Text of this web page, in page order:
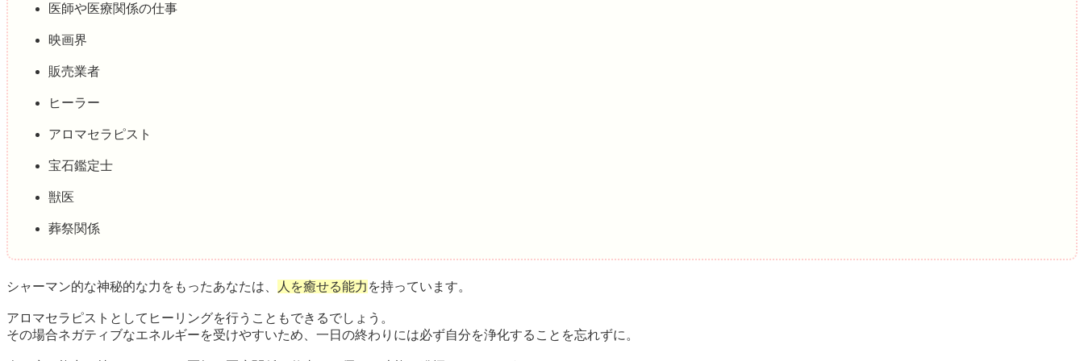
医師や医療関係の仕事
映画界
販売業者
ヒーラー
アロマセラピスト
宝石鑑定士
獣医
葬祭関係
シャーマン的な神秘的な力をもったあなたは、 人を癒せる能力 を持っています。
アロマセラピストとしてヒーリングを行うこともできるでしょう。
その場合ネガティブなエネルギーを受けやすいため、一日の終わりには必ず自分を浄化することを忘れずに。